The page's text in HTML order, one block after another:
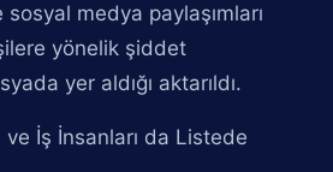
medya paylaşımları
yönelik şiddet
yer aldığı aktarıldı.
İş İnsanları da Listede